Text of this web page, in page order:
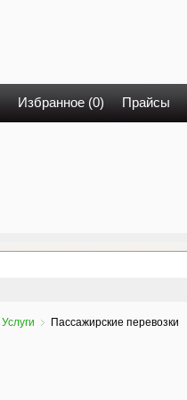
Избранное (0) Прайсы
Услуги Пассажирские перевозки